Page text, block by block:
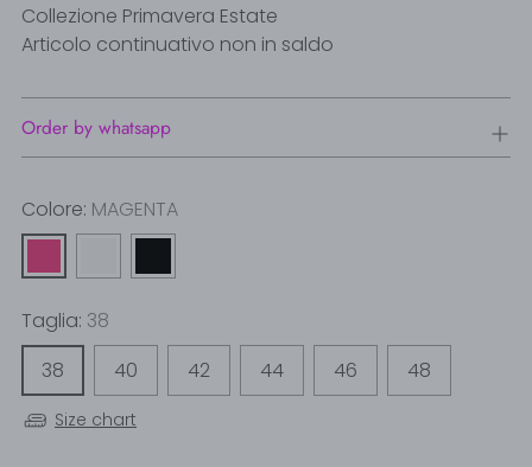
Collezione Primavera Estate
Articolo continuativo non in saldo
Order by whatsapp
Colore: MAGENTA
Taglia: 38
38
40 42 44 46 48
Size chart